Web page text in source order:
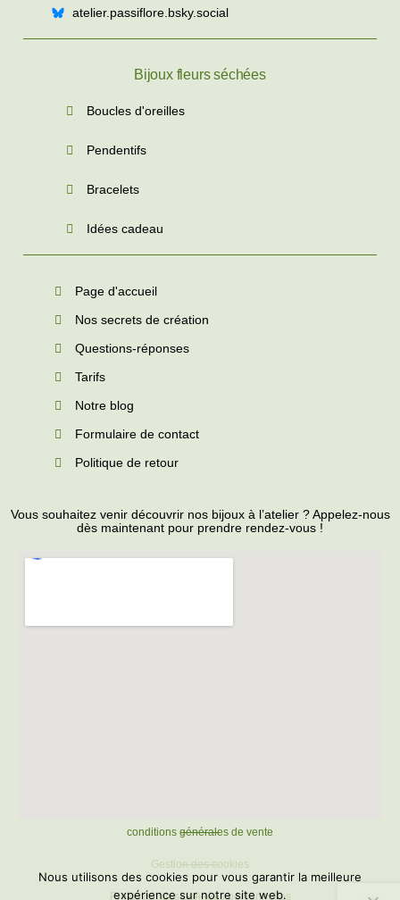
atelier.passiflore.bsky.social
Bijoux fleurs séchées
Boucles d'oreilles
Pendentifs
Bracelets
Idées cadeau
Page d'accueil
Nos secrets de création
Questions-réponses
Tarifs
Notre blog
Formulaire de contact
Politique de retour
Vous souhaitez venir découvrir nos bijoux à l’atelier ? Appelez-nous
dès maintenant pour prendre rendez-vous !
conditions générales de vente
Gestion des cookies
Protection des données personnelles
Nous utilisons des cookies pour vous garantir la meilleure
expérience sur notre site web.